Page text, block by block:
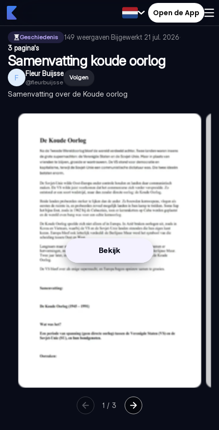
Open de App
Geschiedenis 149 weergaven·Bijgewerkt 21 jul. 2026·
3 pagina's
Samenvatting koude oorlog
F Fleur Buijsse
@fleurbuijsse
Volgen
Samenvatting over de Koude oorlog
Bekijk
1 / 3